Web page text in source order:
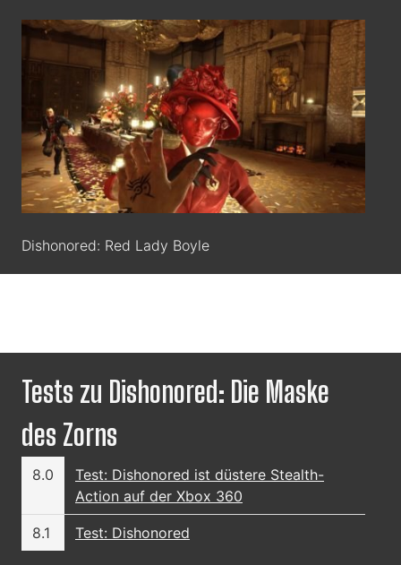
Dishonored: Red Lady Boyle
Tests zu Dishonored: Die Maske
des Zorns
8.0
Test: Dishonored ist düstere Stealth-
Action auf der Xbox 360
8.1 Test: Dishonored